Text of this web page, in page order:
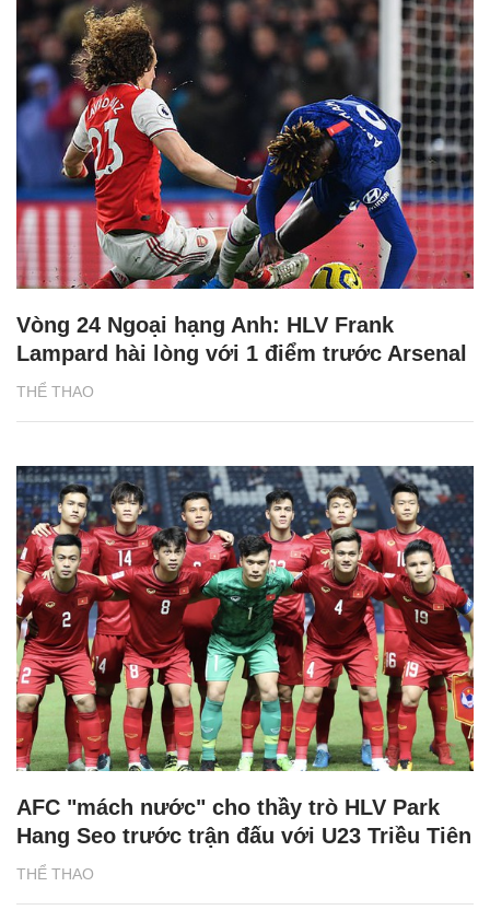
THỂ THAO
Vòng 24 Ngoại hạng Anh: HLV Frank
Lampard hài lòng với 1 điểm trước Arsenal
THỂ THAO
AFC "mách nước" cho thầy trò HLV Park
Hang Seo trước trận đấu với U23 Triều Tiên